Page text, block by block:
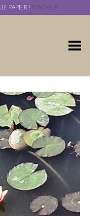
Basculer
PAPIER ! IGNORER